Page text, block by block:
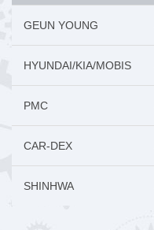
GEUN YOUNG
HYUNDAI/KIA/MOBIS
PMC
CAR-DEX
SHINHWA